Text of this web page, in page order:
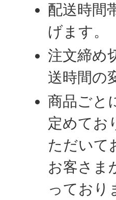
配送時間
げます。
注文締め
送時間の
商品ごと
定めてお
ただいて
お客さま
っており